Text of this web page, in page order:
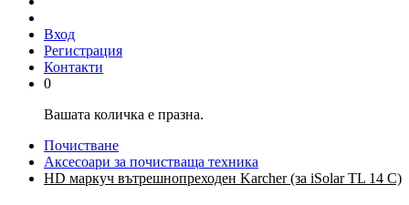
Вход
Регистрация
Контакти
0
Вашата количка е празна.
Почистване
Аксесоари за почистваща техника
HD маркуч вътрешнопреходен Karcher (за iSolar TL 14 C)